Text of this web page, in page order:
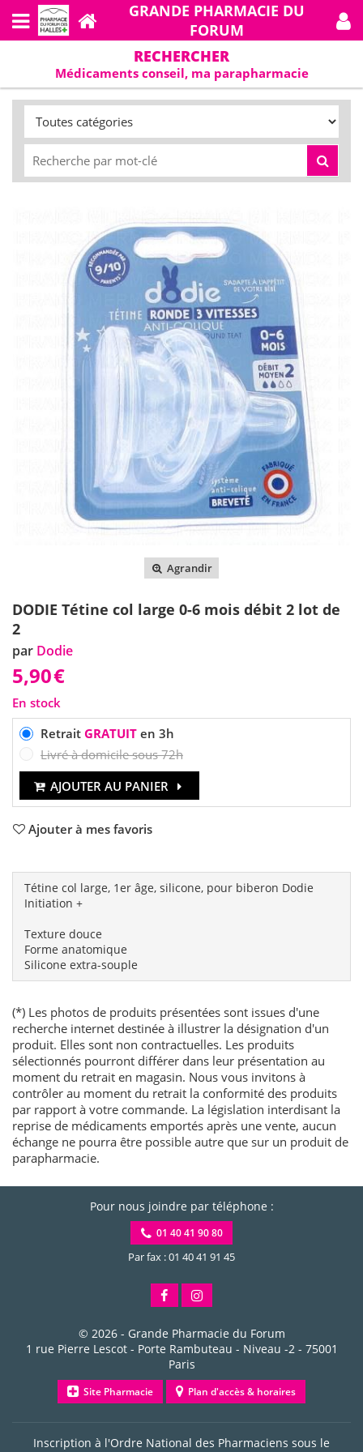
GRANDE PHARMACIE DU
FORUM
RECHERCHER
Médicaments conseil, ma parapharmacie
Agrandir
DODIE Tétine col large 0-6 mois débit 2 lot de
2
par Dodie
5,90€
En stock
Retrait GRATUITen 3h
Livré à domicile sous 72h
AJOUTER AU PANIER
Ajouter à mes favoris
Tétine col large, 1er âge, silicone, pour biberon Dodie
Initiation +
Texture douce
Forme anatomique
Silicone extra-souple
(*) Les photos de produits présentées sont issues d'une
recherche internet destinée à illustrer la désignation d'un
produit. Elles sont non contractuelles. Les produits
sélectionnés pourront différer dans leur présentation au
moment du retrait en magasin. Nous vous invitons à
contrôler au moment du retrait la conformité des produits
par rapport à votre commande. La législation interdisant la
reprise de médicaments emportés après une vente, aucun
échange ne pourra être possible autre que sur un produit de
parapharmacie.
Pour nous joindre par téléphone :
01 40 41 90 80
Par fax : 01 40 41 91 45
© 2026 - Grande Pharmacie du Forum
1 rue Pierre Lescot - Porte Rambuteau - Niveau -2- 75001
Paris
Site Pharmacie Plan d'accès & horaires
Inscription à l'Ordre National des Pharmaciens sous le